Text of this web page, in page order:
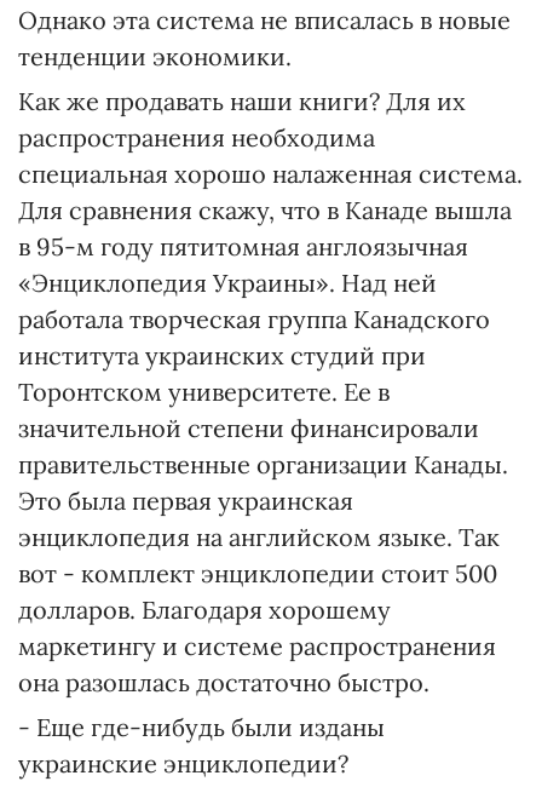
Однако эта система не вписалась в новые
тенденции экономики.
Как же продавать наши книги? Для их
распространения необходима
специальная хорошо налаженная система.
Для сравнения скажу, что в Канаде вышла
в 95-м году пятитомная англоязычная
«Энциклопедия Украины». Над ней
работала творческая группа Канадского
института украинских студий при
Торонтском университете. Ее в
значительной степени финансировали
правительственные организации Канады.
Это была первая украинская
энциклопедия на английском языке. Так
вот - комплект энциклопедии стоит 500
долларов. Благодаря хорошему
маркетингу и системе распространения
она разошлась достаточно быстро.
- Еще где-нибудь были изданы
украинские энциклопедии?